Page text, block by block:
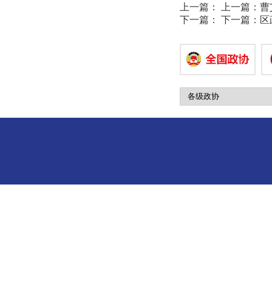
上一篇： 上一篇： 曹
下一篇： 下一篇：